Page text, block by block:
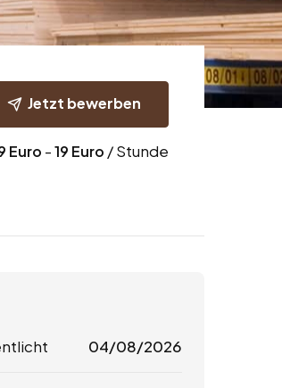
Jetzt bewerben
Euro -19 Euro / Stunde
04/08/2026